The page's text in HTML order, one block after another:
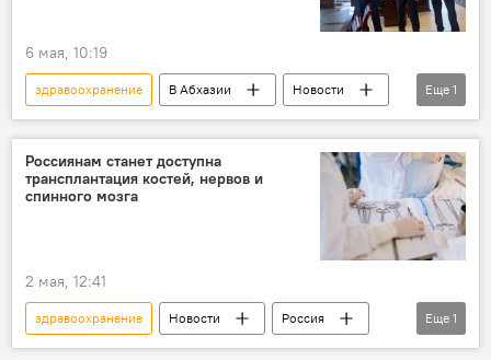
6 мая, 10:19
здравоохранение В Абхазии
Новости
Абхазия
Еще 1
Россиянам станет доступна
трансплантация костей, нервов и
спинного мозга
2 мая, 12:41
здравоохранение Новости
Россия
медицина
Еще 1